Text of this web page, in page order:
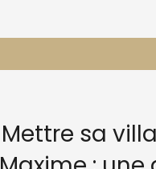
Mettre sa